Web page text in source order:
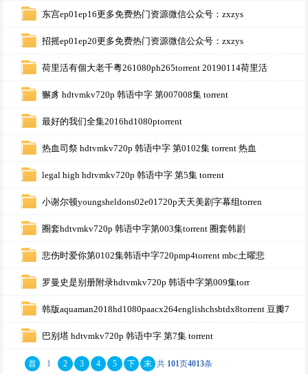
东宫ep01ep16更多免费热门资源微信公众号：zxzys
招摇ep01ep20更多免费热门资源微信公众号：zxzys
荷里活有個大老千粵261080ph265torrent 20190114荷里活
獬豸 hdtvmkv720p 韩语中字 第007008集 torrent
最好的我们全集2016hd1080ptorrent
热血司祭 hdtvmkv720p 韩语中字 第0102集 torrent 热血
legal high hdtvmkv720p 韩语中字 第5集 torrent
小谢尔顿youngsheldons02e01720p天天美剧字幕组torren
圈套hdtvmkv720p 韩语中字第003集torrent 圈套韩剧
悲伤时爱你第0102集韩语中字720pmp4torrent mbc土曜悲
罗曼史是别册附录hdtvmkv720p 韩语中字第009集torr
韩版aquaman2018hd1080paacx264englishchsbtdx8torrent 豆瓣7
巴别塔 hdtvmkv720p 韩语中字 第7集 torrent
首 1 2 3 4 5 下 末 共 101页4013条